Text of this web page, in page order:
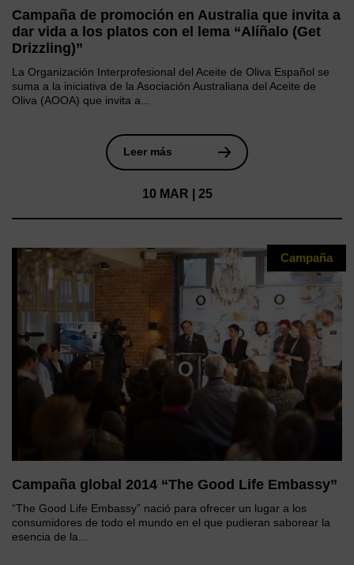
Campaña de promoción en Australia que invita a
dar vida a los platos con el lema “Alíñalo (Get
Drizzling)”
La Organización Interprofesional del Aceite de Oliva Español se
suma a la iniciativa de la Asociación Australiana del Aceite de
Oliva (AOOA) que invita a...
Leer más
10 MAR | 25
Campaña
Campaña global 2014 “The Good Life Embassy”
“The Good Life Embassy” nació para ofrecer un lugar a los
consumidores de todo el mundo en el que pudieran saborear la
esencia de la...